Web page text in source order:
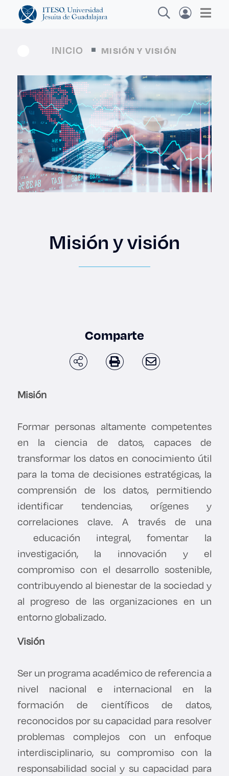
Explora sitios web, programas académicos,
actividades y noticias
Diplom|
Enlaces de interés
Carreras
Derecho
Prepa ITESO
Becas
Sustentabilidad
INICIO MISIÓN Y VISIÓN
Misión y visión
Comparte
Misión
Formar personas altamente competentes
en la ciencia de datos, capaces de
transformar los datos en conocimiento útil
para la toma de decisiones estratégicas, la
comprensión de los datos, permitiendo
identificar tendencias, orígenes y
correlaciones clave. A través de una
educación integral, fomentar la
investigación, la innovación y el
compromiso con el desarrollo sostenible,
contribuyendo al bienestar de la sociedad y
al progreso de las organizaciones en un
entorno globalizado.
Visión
Ser un programa académico de referencia a
nivel nacional e internacional en la
formación de científicos de datos,
reconocidos por su capacidad para resolver
problemas complejos con un enfoque
interdisciplinario, su compromiso con la
responsabilidad social y su capacidad para